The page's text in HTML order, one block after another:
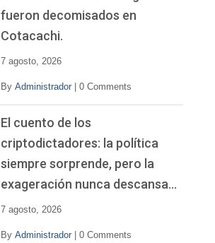
fueron decomisados en
Cotacachi.
7 agosto, 2026
By Administrador 0 Comments
El cuento de los
criptodictadores: la política
siempre sorprende, pero la
exageración nunca descansa…
7 agosto, 2026
By Administrador 0 Comments